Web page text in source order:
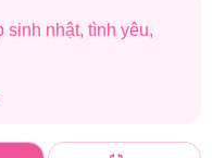
sinh nhật, tình yêu,